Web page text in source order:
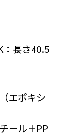
：長さ40.5
エポキシ
ール＋PP